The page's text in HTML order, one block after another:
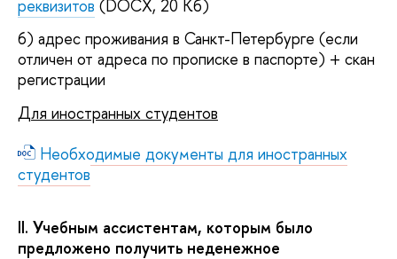
реквизитов (DOCX, 20 Кб)
6) адрес проживания в Санкт-Петербурге (если
отличен от адреса по прописке в паспорте) + скан
регистрации
Для иностранных студентов
Необходимые документы для иностранных
студентов
II. Учебным ассистентам, которым было
предложено получить неденежное